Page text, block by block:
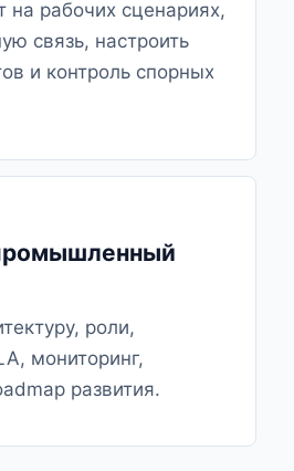
на рабочих сценариях,
связь, настроить
и контроль спорных
роли,
мониторинг,
развития.